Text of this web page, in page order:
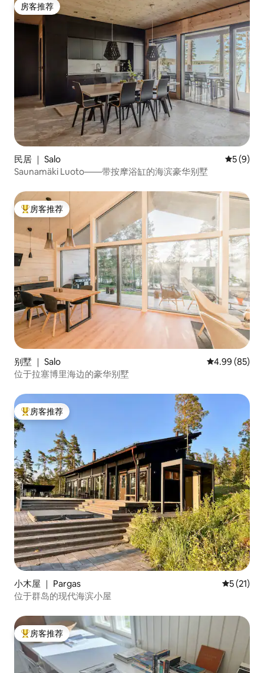
房客推荐
房客推荐
民居 ｜ Salo 平均评分
5 (9)
Saunamäki Luoto——带按摩浴缸的海滨豪华别墅
热门「房客推荐」
房客推荐
别墅 ｜ Salo 平均评分 4.99
4.99 (85)
位于拉塞博里海边的豪华别墅
热门「房客推荐」
房客推荐
小木屋 ｜ Pargas 平均评分
5 (21)
位于群岛的现代海滨小屋
热门「房客推荐」
房客推荐